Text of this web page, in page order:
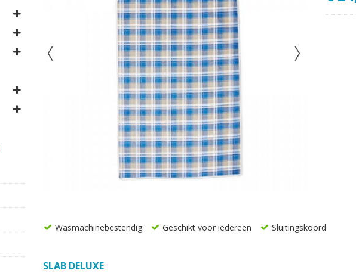
Wasmachinebestendig Geschikt voor iedereen Sluitingskoord
SLAB DELUXE